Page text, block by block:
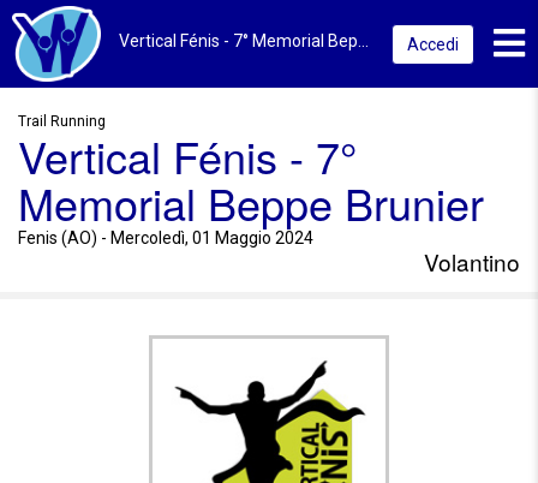
Accedi
Trail Running
Vertical Fénis - 7°
Memorial Beppe Brunier
Fenis (AO) - Mercoledì, 01 Maggio 2024
Volantino